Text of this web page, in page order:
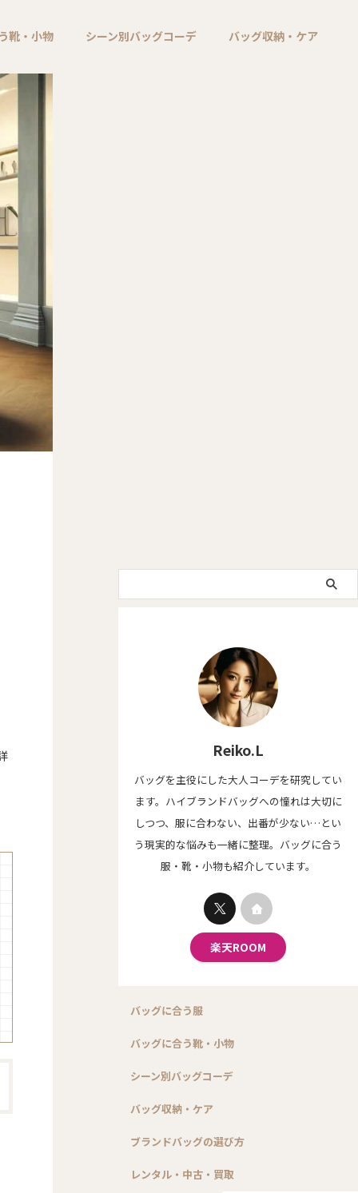
靴・小物 シーン別バッグコーデ バッグ収納・ケア
Reiko.L
バッグを主役にした大人コーデを研究してい
ます。ハイブランドバッグへの憧れは大切に
しつつ、服に合わない、出番が少ない…とい
う現実的な悩みも一緒に整理。バッグに合う
服・靴・小物も紹介しています。
楽天ROOM
バッグに合う服
バッグに合う靴・小物
シーン別バッグコーデ
バッグ収納・ケア
ブランドバッグの選び方
レンタル・中古・買取